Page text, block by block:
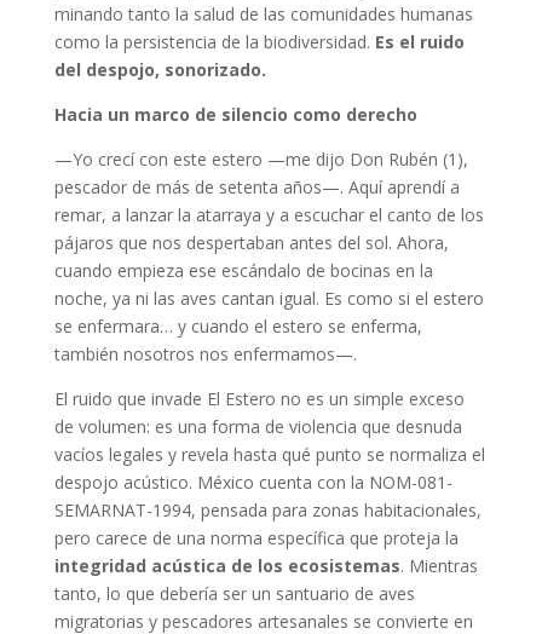
minando tanto la salud de las comunidades humanas
como la persistencia de la biodiversidad. Es el ruido
del despojo, sonorizado.
Hacia un marco de silencio como derecho
—Yo crecí con este estero —me dijo Don Rubén (1),
pescador de más de setenta años—. Aquí aprendí a
remar, a lanzar la atarraya y a escuchar el canto de los
pájaros que nos despertaban antes del sol. Ahora,
cuando empieza ese escándalo de bocinas en la
noche, ya ni las aves cantan igual. Es como si el estero
se enfermara… y cuando el estero se enferma,
también nosotros nos enfermamos—.
El ruido que invade El Estero no es un simple exceso
de volumen: es una forma de violencia que desnuda
vacíos legales y revela hasta qué punto se normaliza el
despojo acústico. México cuenta con la NOM-081-
SEMARNAT-1994, pensada para zonas habitacionales,
pero carece de una norma específica que proteja la
integridad acústica de los ecosistemas. Mientras
tanto, lo que debería ser un santuario de aves
migratorias y pescadores artesanales se convierte en